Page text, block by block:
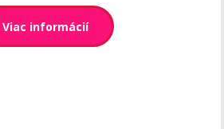
Viac informácií